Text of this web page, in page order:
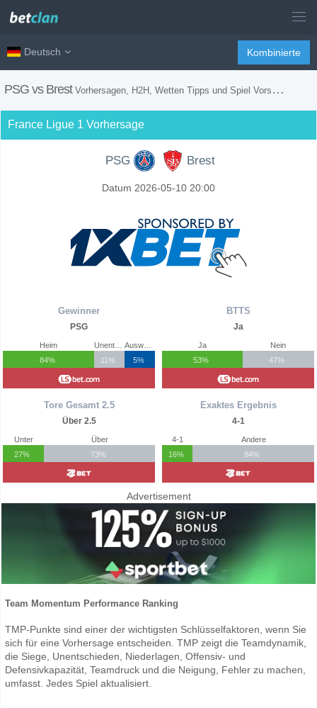
Deutsch Kombinierte
PSG vs Brest Vorhersagen, H2H, Wetten Tipps und Spiel Vorschau
France Ligue 1 Vorhersage
PSG Brest
Datum 2026-05-10 20:00
Gewinner
PSG
Heim
84%
11%
5%
Tore Gesamt 2.5
Über 2.5
Unter
27%
Über
73%
BTTS
Ja
Ja
53%
Nein
47%
Exaktes Ergebnis
4-1
4-1
16%
Andere
84%
Advertisement
Team Momentum Performance Ranking
TMP-Punkte sind einer der wichtigsten Schlüsselfaktoren, wenn Sie
sich für eine Vorhersage entscheiden. TMP zeigt die Teamdynamik,
die Siege, Unentschieden, Niederlagen, Offensiv- und
Defensivkapazität, Teamdruck und die Neigung, Fehler zu machen,
umfasst. Jedes Spiel aktualisiert.